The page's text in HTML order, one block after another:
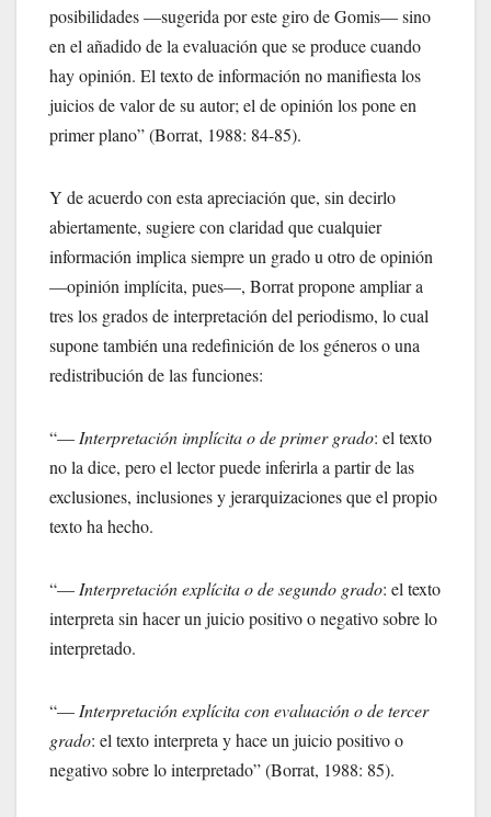
posibilidades —sugerida por este giro de Gomis— sino
en el añadido de la evaluación que se produce cuando
hay opinión. El texto de información no manifiesta los
juicios de valor de su autor; el de opinión los pone en
primer plano” (Borrat, 1988: 84-85).
Y de acuerdo con esta apreciación que, sin decirlo
abiertamente, sugiere con claridad que cualquier
información implica siempre un grado u otro de opinión
—opinión implícita, pues—, Borrat propone ampliar a
tres los grados de interpretación del periodismo, lo cual
supone también una redefinición de los géneros o una
redistribución de las funciones:
“— Interpretación implícita o de primer grado: el texto
no la dice, pero el lector puede inferirla a partir de las
exclusiones, inclusiones y jerarquizaciones que el propio
texto ha hecho.
“— Interpretación explícita o de segundo grado: el texto
interpreta sin hacer un juicio positivo o negativo sobre lo
interpretado.
“— Interpretación explícita con evaluación o de tercer
grado: el texto interpreta y hace un juicio positivo o
negativo sobre lo interpretado” (Borrat, 1988: 85).